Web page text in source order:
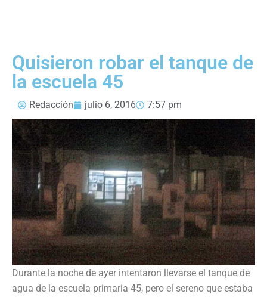
Quisieron robar el tanque de
la escuela 45
Redacción julio 6, 2016 7:57 pm
Durante la noche de ayer intentaron llevarse el tanque de
agua de la escuela primaria 45, pero el sereno que estaba